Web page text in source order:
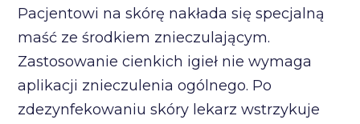
Pacjentowi na skórę nakłada się specjalną
maść ze środkiem znieczulającym.
Zastosowanie cienkich igieł nie wymaga
aplikacji znieczulenia ogólnego. Po
zdezynfekowaniu skóry lekarz wstrzykuje